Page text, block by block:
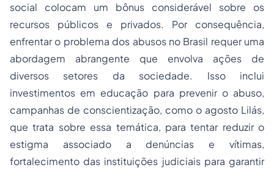
social colocam um bônus considerável sobre os
recursos públicos e privados. Por consequência,
enfrentar o problema dos abusos no Brasil requer uma
abordagem abrangente que envolva ações de
diversos setores da sociedade. Isso inclui
investimentos em educação para prevenir o abuso,
campanhas de conscientização, como o agosto Lilás,
que trata sobre essa temática, para tentar reduzir o
estigma associado a denúncias e vítimas,
fortalecimento das instituições judiciais para garantir